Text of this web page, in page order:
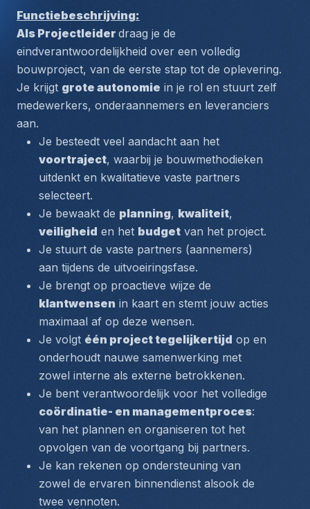
Functiebeschrijving:
Als Projectleider draag je de
eindverantwoordelijkheid over een volledig
bouwproject, van de eerste stap tot de oplevering.
Je krijgt grote autonomie in je rol en stuurt zelf
medewerkers, onderaannemers en leveranciers
aan.
voortraject, waarbij je bouwmethodieken
uitdenkt en kwalitatieve vaste partners
selecteert.
Je bewaakt de planning, kwaliteit
veiligheid en het budget van het project.
Je stuurt de vaste partners (aannemers)
aan tijdens de uitvoeiringsfase.
klantwensen in kaart en stemt jouw acties
maximaal af op deze wensen.
Je volgt één project tegelijkertijd op en
onderhoudt nauwe samenwerking met
zowel interne als externe betrokkenen.
coördinatie- en managementproces:
van het plannen en organiseren tot het
opvolgen van de voortgang bij partners.
Je kan rekenen op ondersteuning van
zowel de ervaren binnendienst alsook de
twee vennoten.